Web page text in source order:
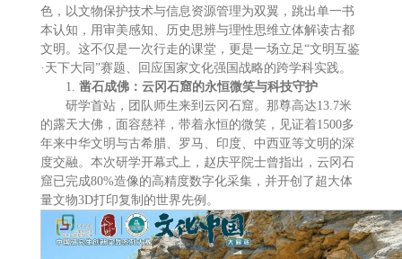
色，以文物保护技术与信息资源管理为双翼，跳出单一书
本认知，用审美感知、历史思辨与理性思维立体解读古都
文明。这不仅是一次行走的课堂，更是一场立足“文明互鉴
·天下大同”赛题、回应国家文化强国战略的跨学科实践。
1. 凿石成佛：云冈石窟的永恒微笑与科技守护
研学首站，团队师生来到云冈石窟。那尊高达13.7米
的露天大佛，面容慈祥，带着永恒的微笑，见证着1500多
年来中华文明与古希腊、罗马、印度、中西亚等文明的深
度交融。本次研学开幕式上，赵庆平院士曾指出，云冈石
窟已完成80%造像的高精度数字化采集，并开创了超大体
量文物3D打印复制的世界先例。